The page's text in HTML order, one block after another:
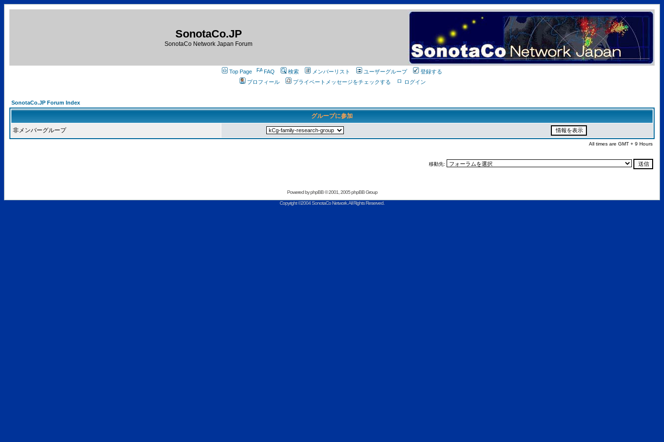
SonotaCo.JP
SonotaCo Network Japan Forum
Top Page FAQ 検索 メンバーリスト ユーザーグループ
登録する
プロフィール
プライベートメッセージをチェックする ログイン
SonotaCo.JP Forum Index
グループに参加
非メンバーグループ
All times are GMT + 9 Hours
移動先:
Powered byphpBB© 2001, 2005 phpBB Group
Copyright ©2004 SonotaCo Network. All Rights Reserved.